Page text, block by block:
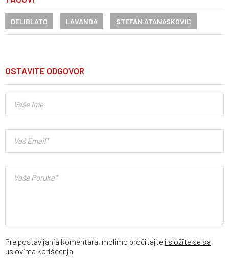
DELIBLATO LAVANDA STEFAN ATANASKOVIĆ
OSTAVITE ODGOVOR
Pre postavljanja komentara, molimo pročitajte i složite se sa
uslovima korišćenja